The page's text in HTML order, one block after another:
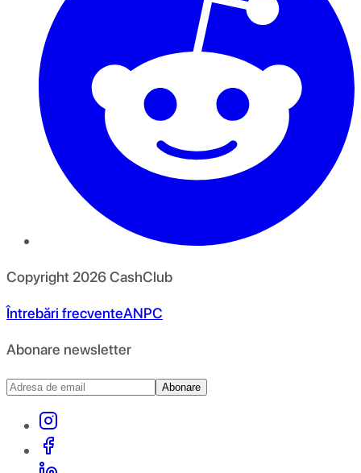
Copyright 2026CashClub
Întrebări frecventeANPC
Abonare newsletter
Abonare